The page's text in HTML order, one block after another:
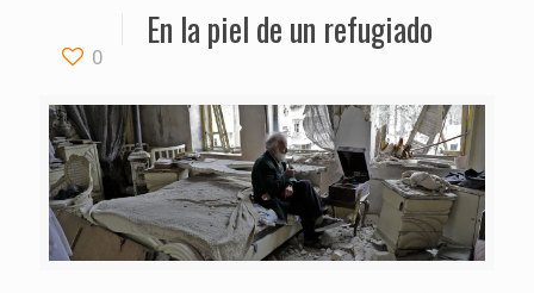
0
En la piel de un refugiado